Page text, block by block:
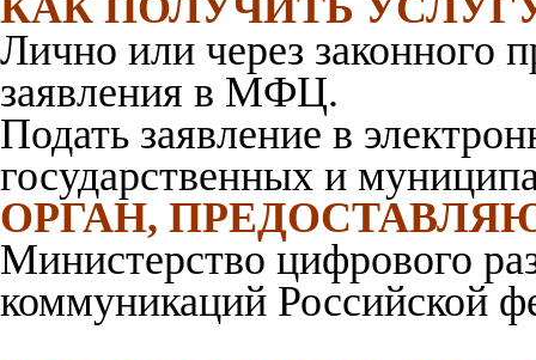
Лично или через законного
заявления в МФЦ.
Подать заявление в
государственных и
ОРГАН,
Министерство цифрового
коммуникаций Российской